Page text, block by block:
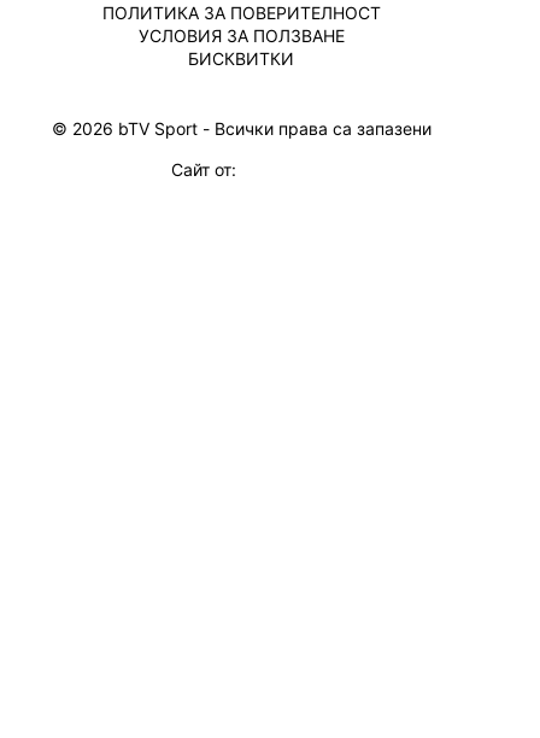
© 2026 bTV Sport - Всички права са запазени
ПОЛИТИКА ЗА ПОВЕРИТЕЛНОСТ
УСЛОВИЯ ЗА ПОЛЗВАНЕ
БИСКВИТКИ
Сайт от: